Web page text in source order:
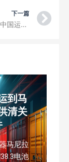
下一篇
如果您计划从中国运送铝合金凉亭、铝合金门窗等建筑材料或者其他家具家电机械等到新西兰，中国到新西兰空运/海运双清门到门一站式运输服务DDU/DDP
到马
清关
马尼拉
电池